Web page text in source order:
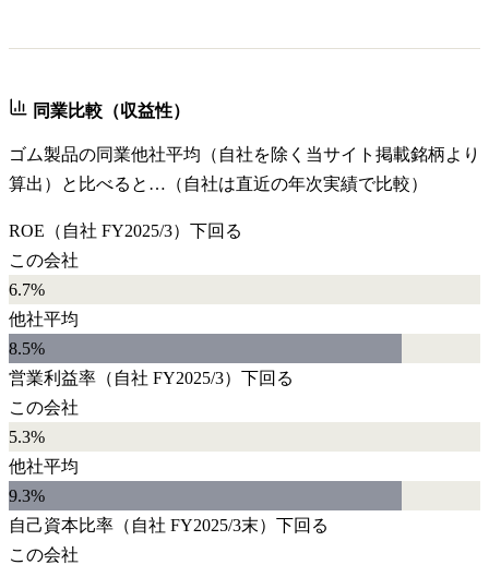
同業比較（収益性）
ゴム製品の同業他社平均（自社を除く当サイト掲載銘柄より
算出）と比べると…（自社は直近の年次実績で比較）
ROE （自社 FY2025/3） 下回る
この会社
6.7%
他社平均
8.5%
営業利益率 （自社 FY2025/3） 下回る
この会社
5.3%
他社平均
9.3%
自己資本比率 （自社 FY2025/3末） 下回る
この会社